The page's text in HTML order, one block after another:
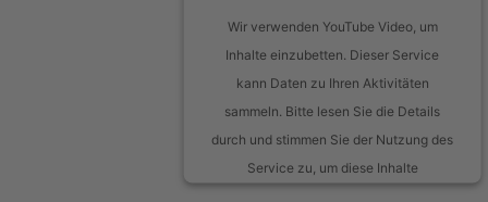
Wir verwenden YouTube Video, um
Inhalte einzubetten. Dieser Service
kann Daten zu Ihren Aktivitäten
sammeln. Bitte lesen Sie die Details
durch und stimmen Sie der Nutzung des
Service zu, um diese Inhalte